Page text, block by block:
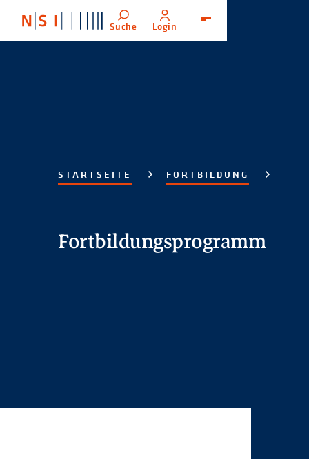
Suche Login
STARTSEITE FORTBILDUNG
Fortbildungsprogramm